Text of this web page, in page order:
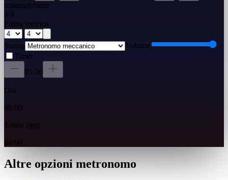
misura/misure
4/4
Firma metrica
/
Suono
Volume
Timer
05:00
Ora
00:00
Totale oggi
00:00
Altre opzioni metronomo